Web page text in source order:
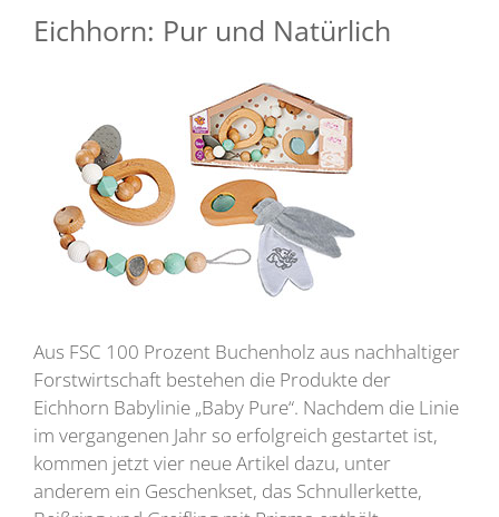
Eichhorn: Pur und Natürlich
Aus FSC 100 Prozent Buchenholz aus nachhaltiger
Forstwirtschaft bestehen die Produkte der
Eichhorn Babylinie „Baby Pure“. Nachdem die Linie
im vergangenen Jahr so erfolgreich gestartet ist,
kommen jetzt vier neue Artikel dazu, unter
anderem ein Geschenkset, das Schnullerkette,